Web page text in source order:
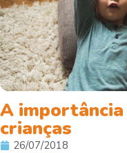
A
crianças
26/07/2018